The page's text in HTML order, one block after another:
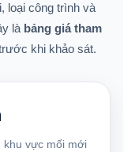
loại công trình và
là bảng giá tham
khi khảo sát.
khu vực mối mới